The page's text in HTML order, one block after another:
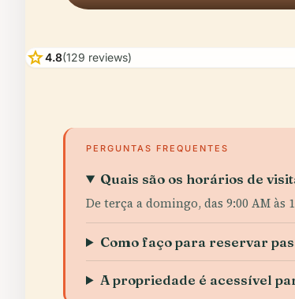
star4.8(129 reviews)
PERGUNTAS FREQUENTES
Quais são os horários de
De terça a domingo, das 9:00 AM às
Como faço para reservar
A propriedade é acessível